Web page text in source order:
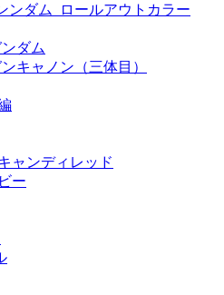
ンダム_ロールアウトカラー
ダム
キャノン（三体目）
ャンディレッド
ー